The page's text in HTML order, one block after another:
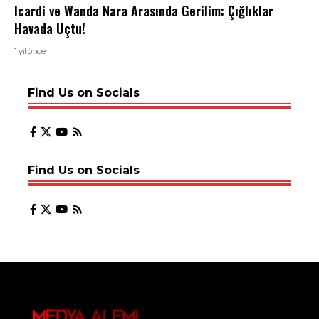
Icardi ve Wanda Nara Arasında Gerilim: Çığlıklar
Havada Uçtu!
1 yıl önce
Find Us on Socials
Find Us on Socials